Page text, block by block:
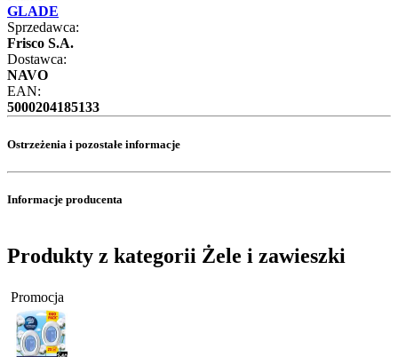
GLADE
Sprzedawca:
Frisco S.A.
Dostawca:
NAVO
EAN:
5000204185133
Ostrzeżenia i pozostałe informacje
Informacje producenta
Produkty z kategorii Żele i zawieszki
Promocja